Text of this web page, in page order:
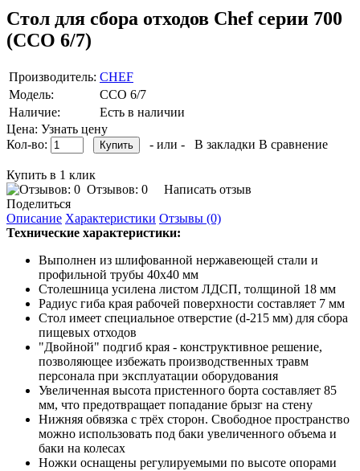
Стол для сбора отходов Chef серии 700
(ССО 6/7)
Производитель: CHEF
Модель:
ССО 6/7
Наличие:
Есть в наличии
Цена: Узнать цену
Кол-во:
- или - В закладки В сравнение
Купить в 1 клик
Отзывов: 0
Написать отзыв
Поделиться
Описание Характеристики Отзывы (0)
Технические характеристики:
Выполнен из шлифованной нержавеющей стали и
профильной трубы 40х40 мм
Столешница усилена листом ЛДСП, толщиной 18 мм
Радиус гиба края рабочей поверхности составляет 7 мм
Стол имеет специальное отверстие (d-215 мм) для сбора
пищевых отходов
"Двойной" подгиб края - конструктивное решение,
позволяющее избежать производственных травм
персонала при эксплуатации оборудования
Увеличенная высота пристенного борта составляет 85
мм, что предотвращает попадание брызг на стену
Нижняя обвязка с трёх сторон. Свободное пространство
можно использовать под баки увеличенного объема и
баки на колесах
Ножки оснащены регулируемыми по высоте опорами